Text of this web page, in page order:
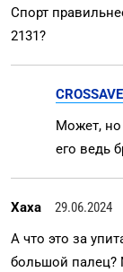
Спорт
2131?
Может, но
его ведь
Хаха
29.06.2024
А что это за
большой палец?